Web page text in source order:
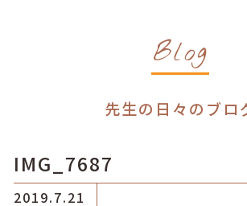
Blog
先生の日々のブロ
IMG_7687
2019.7.21